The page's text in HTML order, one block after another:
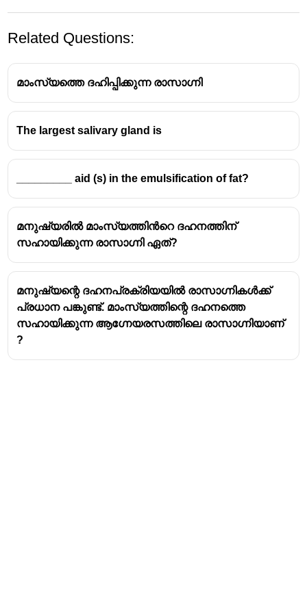
Related Questions:
മാംസ്യത്തെ ദഹിപ്പിക്കുന്ന രാസാഗ്നി
The largest salivary gland is
_________ aid (s) in the emulsification of fat?
മനുഷ്യരിൽ മാംസ്യത്തിൻറെ ദഹനത്തിന്
സഹായിക്കുന്ന രാസാഗ്നി ഏത്?
മനുഷ്യന്റെ ദഹനപ്രക്രിയയിൽ രാസാഗ്നികൾക്ക്
പ്രധാന പങ്കുണ്ട്. മാംസ്യത്തിന്റെ ദഹനത്തെ
സഹായിക്കുന്ന ആഗ്നേയരസത്തിലെ രാസാഗ്നിയാണ്
?